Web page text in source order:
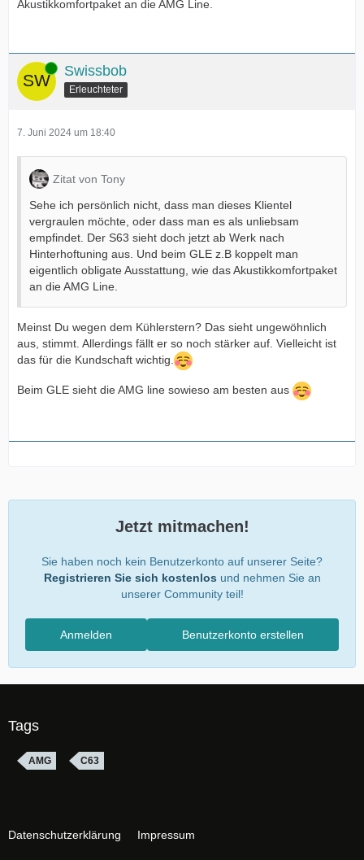
Akustikkomfortpaket an die AMG Line.
Online Swissbob
Erleuchteter
7. Juni 2024 um 18:40
Zitat von Tony
Sehe ich persönlich nicht, dass man dieses Klientel
vergraulen möchte, oder dass man es als unliebsam
empfindet. Der S63 sieht doch jetzt ab Werk nach
Hinterhoftuning aus. Und beim GLE z.B koppelt man
eigentlich obligate Ausstattung, wie das Akustikkomfortpaket
an die AMG Line.
Meinst Du wegen dem Kühlerstern? Das sieht ungewöhnlich
aus, stimmt. Allerdings fällt er so noch stärker auf. Vielleicht ist
das für die Kundschaft wichtig.
Beim GLE sieht die AMG line sowieso am besten aus
Jetzt mitmachen!
Sie haben noch kein Benutzerkonto auf unserer Seite?
Registrieren Sie sich kostenlos und nehmen Sie an
unserer Community teil!
Benutzerkonto erstellen
Anmelden
Tags
AMG C63
Datenschutzerklärung Impressum